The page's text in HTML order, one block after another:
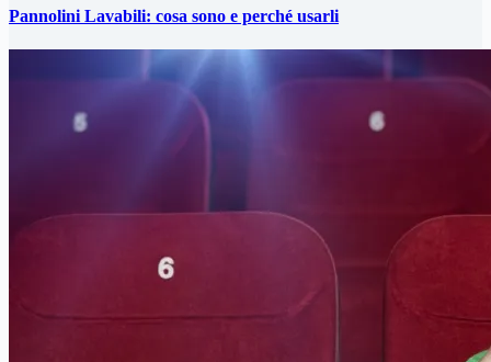
Pannolini Lavabili: cosa sono e perché usarli